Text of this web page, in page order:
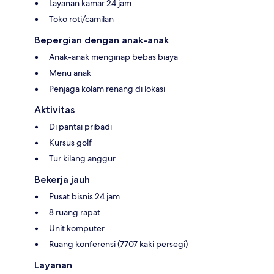
Layanan kamar 24 jam
Toko roti/camilan
Bepergian dengan anak-anak
Anak-anak menginap bebas biaya
Menu anak
Penjaga kolam renang di lokasi
Aktivitas
Di pantai pribadi
Kursus golf
Tur kilang anggur
Bekerja jauh
Pusat bisnis 24 jam
8 ruang rapat
Unit komputer
Ruang konferensi (7707 kaki persegi)
Layanan